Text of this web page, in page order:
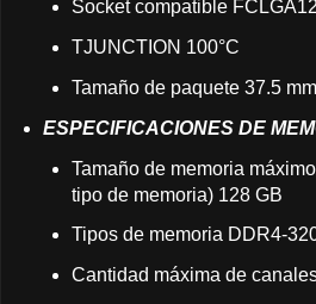
Socket compatible
TJUNCTION 100°C
Tamaño de paquete 37.5
ESPECIFICACIONES DE
Tamaño de memoria
tipo de memoria) 128 GB
Tipos de memoria DDR4-
Cantidad máxima de